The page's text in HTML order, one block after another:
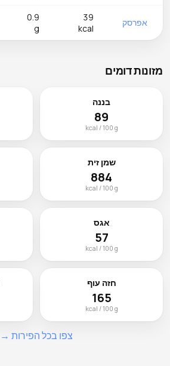
אפרסק
39
kcal
0.9
g
מזונות דומים
בננה
89
kcal / 100 g
שמן זית
884
kcal / 100 g
אגס
57
kcal / 100 g
חזה עוף
165
kcal / 100 g
צפו בכל הפירות →